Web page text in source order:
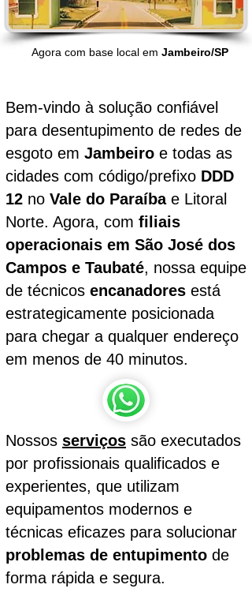
Agora com base local em Jambeiro/SP
Bem-vindo à solução confiável
para desentupimento de redes de
esgoto em Jambeiro e todas as
cidades com código/prefixo DDD
12 no Vale do Paraíbae Litoral
Norte. Agora, com filiais
operacionais em São José dos
Campos e Taubaté, nossa equipe
de técnicos encanadores está
estrategicamente posicionada
para chegar a qualquer endereço
em menos de 40 minutos.
Nossos serviços são executados
por profissionais qualificados e
experientes, que utilizam
equipamentos modernos e
técnicas eficazes para solucionar
problemas de entupimento de
forma rápida e segura.